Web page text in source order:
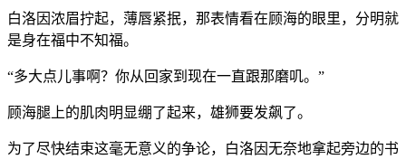
白洛因浓眉拧起，薄唇紧抿，那表情看在顾海的眼里，分明就
是身在福中不知福。
“多大点儿事啊？你从回家到现在一直跟那磨叽。”
顾海腿上的肌肉明显绷了起来，雄狮要发飙了。
为了尽快结束这毫无意义的争论，白洛因无奈地拿起旁边的书